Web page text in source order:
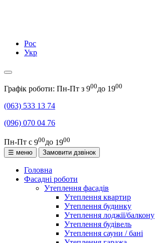
Рос
Укр
Графік роботи: Пн-Пт з 900до 1900
(063) 533 13 74
(096) 070 04 76
Пн-Пт с 900до 1900
☰ меню
Замовити дзвінок
Головна
Фасадні роботи
Утеплення фасадів
Утеплення квартир
Утеплення будинку
Утеплення лоджії/балкону
Утеплення будівель
Утеплення сауни / бані